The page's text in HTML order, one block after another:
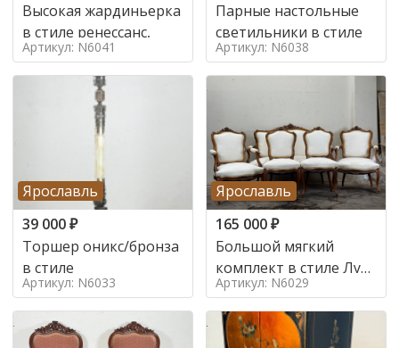
Высокая жардиньерка
в стиле ренессанс,
Артикул: N6041
Парные настольные
светильники в стиле
Артикул: N6038
Ярославль
39 000₽
Торшер оникс/бронза
в стиле
Артикул: N6033
Ярославль
165 000₽
Большой мягкий
комплект в стиле Луи
в стиле
Артикул: N6029